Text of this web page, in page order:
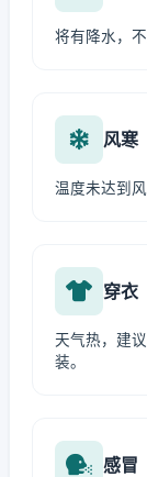
将有降水，不
风寒
温度未达到
穿衣
天气热，建
装。
感冒